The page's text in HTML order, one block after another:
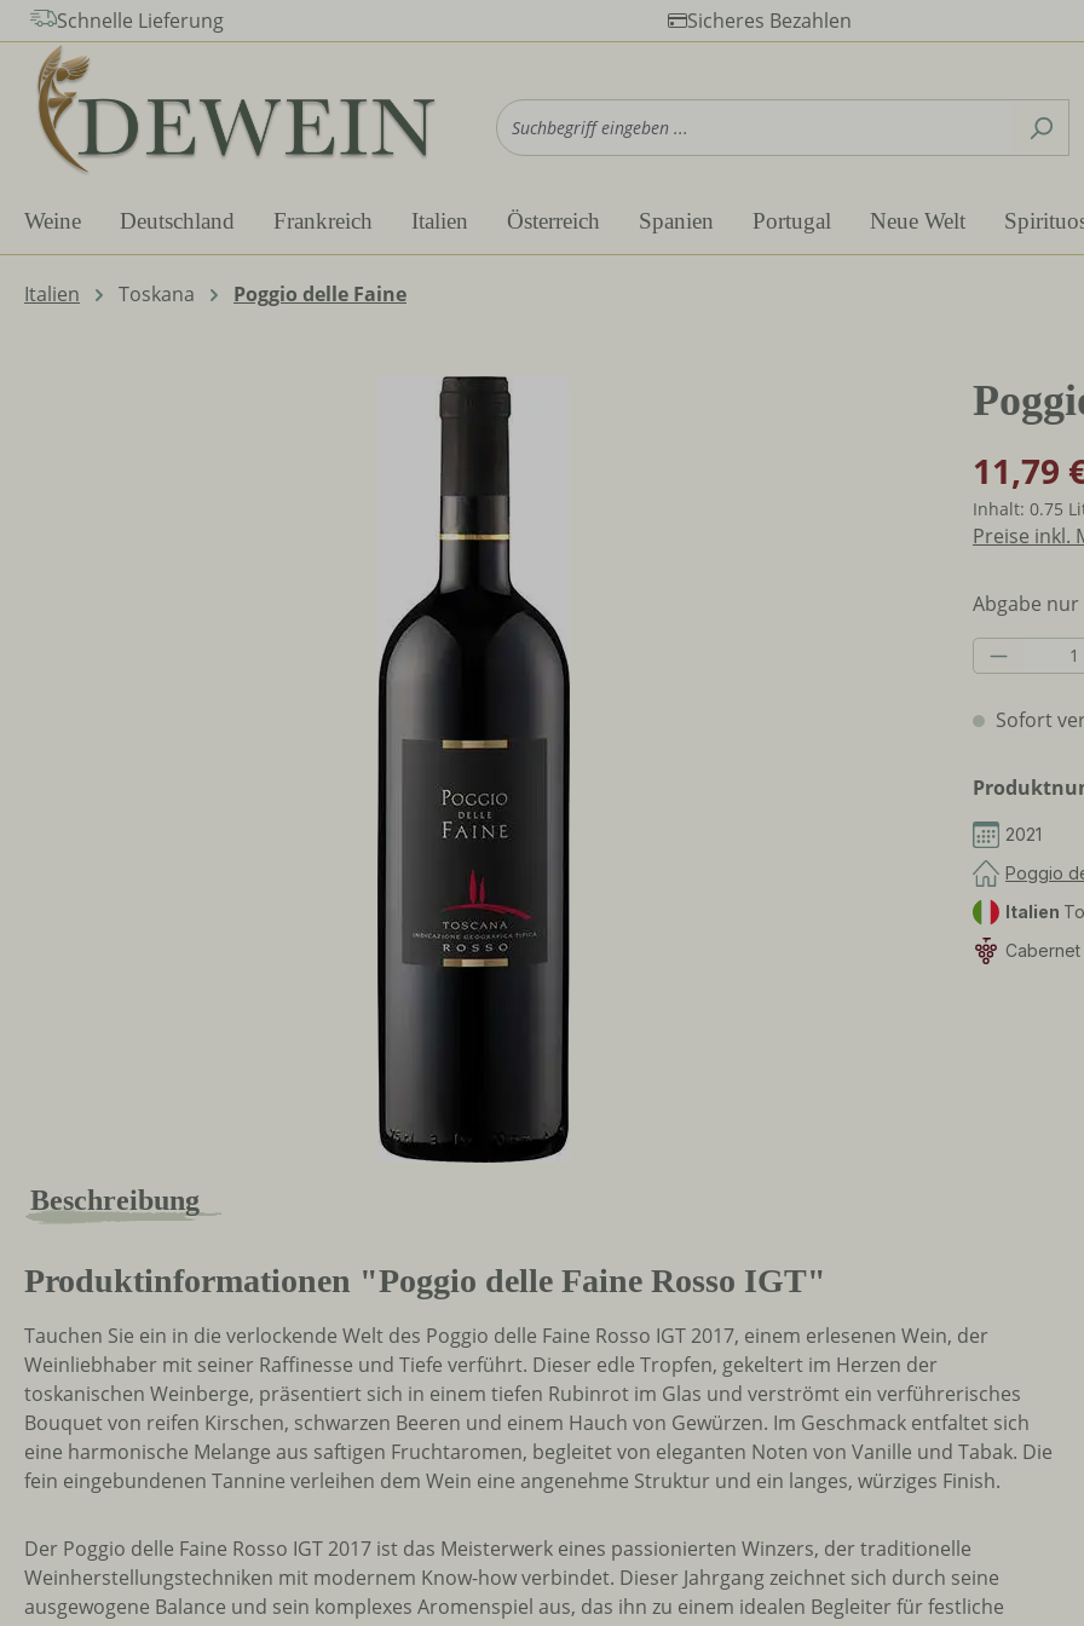
Hauptinhalt springen
Zur Suche springen
Zur Hauptnavigation springen
Schnelle Lieferung Sicheres Bezahlen
Weine Deutschland Frankreich Italien Österreich Spanien Portugal Neue Welt
Italien Toskana Poggio delle Faine
11,79
Inhalt: 0.75
Preise inkl.
Abgabe nur
Sofort
2021
Poggio
Italien
Beschreibung
Produktinformationen "Poggio delle Faine Rosso IGT"
Tauchen Sie ein in die verlockende Welt des Poggio delle Faine Rosso IGT 2017, einem erlesenen Wein, der
Weinliebhaber mit seiner Raffinesse und Tiefe verführt. Dieser edle Tropfen, gekeltert im Herzen der
toskanischen Weinberge, präsentiert sich in einem tiefen Rubinrot im Glas und verströmt ein verführerisches
Bouquet von reifen Kirschen, schwarzen Beeren und einem Hauch von Gewürzen. Im Geschmack entfaltet sich
eine harmonische Melange aus saftigen Fruchtaromen, begleitet von eleganten Noten von Vanille und Tabak. Die
fein eingebundenen Tannine verleihen dem Wein eine angenehme Struktur und ein langes, würziges Finish.
Der Poggio delle Faine Rosso IGT 2017 ist das Meisterwerk eines passionierten Winzers, der traditionelle
Weinherstellungstechniken mit modernem Know-how verbindet. Dieser Jahrgang zeichnet sich durch seine
ausgewogene Balance und sein komplexes Aromenspiel aus, das ihn zu einem idealen Begleiter für festliche